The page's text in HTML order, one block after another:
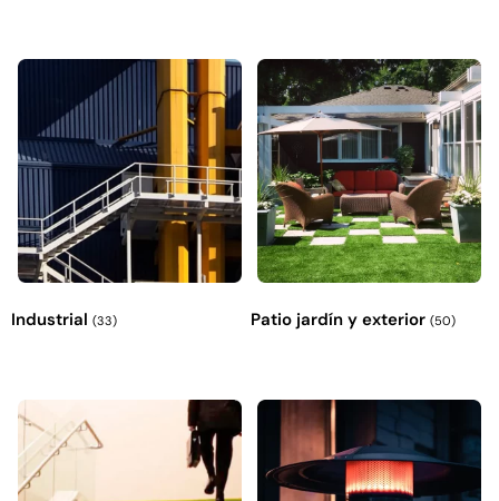
Industrial (33) Patio jardín y exterior (50)